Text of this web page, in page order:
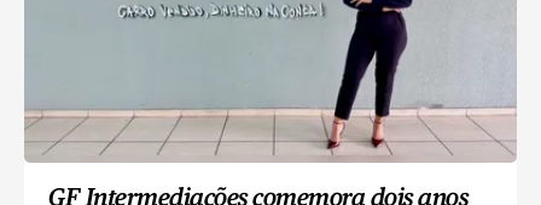
GF Intermediações comemora dois anos